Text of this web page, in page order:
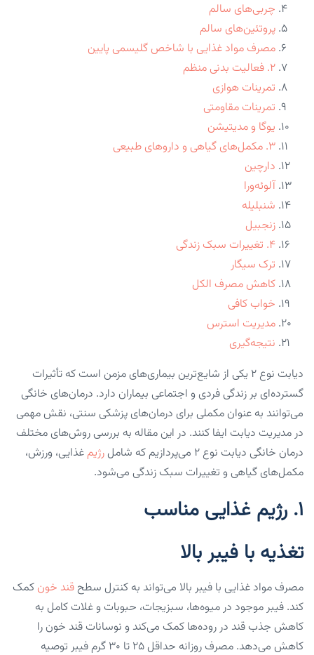
چربی‌های سالم
پروتئین‌های سالم
مصرف مواد غذایی با شاخص گلیسمی پایین
۲. فعالیت بدنی منظم
تمرینات هوازی
تمرینات مقاومتی
یوگا و مدیتیشن
۳. مکمل‌های گیاهی و داروهای طبیعی
دارچین
آلوئه‌ورا
شنبلیله
زنجبیل
۴. تغییرات سبک زندگی
ترک سیگار
کاهش مصرف الکل
خواب کافی
مدیریت استرس
نتیجه‌گیری
دیابت نوع ۲ یکی از شایع‌ترین بیماری‌های مزمن است که تأثیرات
گسترده‌ای بر زندگی فردی و اجتماعی بیماران دارد. درمان‌های خانگی
می‌توانند به عنوان مکملی برای درمان‌های پزشکی سنتی، نقش مهمی
در مدیریت دیابت ایفا کنند. در این مقاله به بررسی روش‌های مختلف
درمان خانگی دیابت نوع ۲ می‌پردازیم که شامل
رژیم غذایی، ورزش،
مکمل‌های گیاهی و تغییرات سبک زندگی می‌شود.
۱. رژیم غذایی مناسب
تغذیه با فیبر بالا
مصرف مواد غذایی با فیبر بالا می‌تواند به کنترل سطح قند خون کمک
کند. فیبر موجود در میوه‌ها، سبزیجات، حبوبات و غلات کامل به
کاهش جذب قند در روده‌ها کمک می‌کند و نوسانات قند خون را
کاهش می‌دهد. مصرف روزانه حداقل ۲۵ تا ۳۰ گرم فیبر توصیه